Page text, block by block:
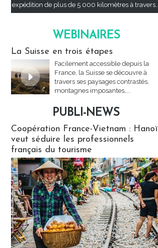
expédition de plus de 5 000 kilomètres à travers...
WEBINAIRES
La Suisse en trois étapes
Facilement accessible depuis la
France, la Suisse se découvre à
travers ses paysages contrastés,
montagnes imposantes,...
PUBLI-NEWS
Coopération France-Vietnam : Hanoï
veut séduire les professionnels
français du tourisme